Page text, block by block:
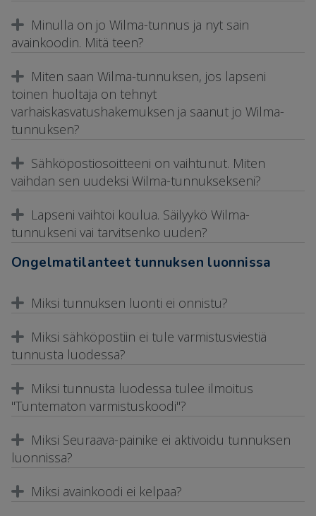
Minulla on jo Wilma-tunnus ja nyt sain
avainkoodin. Mitä teen?
Miten saan Wilma-tunnuksen, jos lapseni
toinen huoltaja on tehnyt
varhaiskasvatushakemuksen ja saanut jo Wilma-
tunnuksen?
Sähköpostiosoitteeni on vaihtunut. Miten
vaihdan sen uudeksi Wilma-tunnuksekseni?
Lapseni vaihtoi koulua. Säilyykö Wilma-
tunnukseni vai tarvitsenko uuden?
Ongelmatilanteet tunnuksen luonnissa
Miksi tunnuksen luonti ei onnistu?
Miksi sähköpostiin ei tule varmistusviestiä
tunnusta luodessa?
Miksi tunnusta luodessa tulee ilmoitus
"Tuntematon varmistuskoodi"?
Miksi Seuraava-painike ei aktivoidu tunnuksen
luonnissa?
Miksi avainkoodi ei kelpaa?